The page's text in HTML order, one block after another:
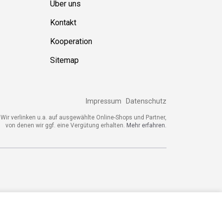
Über uns
Kontakt
Kooperation
Sitemap
Impressum Datenschutz
verlinken u.a. auf ausgewählte Online-Shops und Partner,
von denen wir ggf. eine Vergütung erhalten. Mehr erfahren.